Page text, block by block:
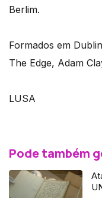
Berlim.
Formados em
The Edge, Adam
LUSA
Pode também